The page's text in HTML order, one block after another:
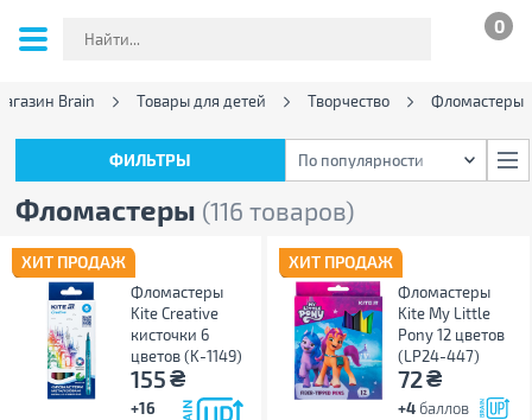
0
Brain Товары для детей Творчество Фломастеры
Фломастеры (116 товаров)
ФИЛЬТРЫ По популярности
ХИТ ПРОДАЖ
Фломастеры
Kite Creative
кисточки 6
цветов (K-1149)
155₴
+16
ХИТ ПРОДАЖ
Фломастеры
Kite My Little
Pony 12 цветов
(LP24-447)
72₴
+4 баллов
ФИЛЬТРЫ По популярности